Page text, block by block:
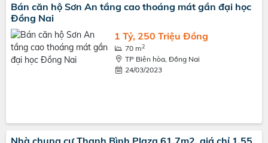
Bán căn hộ Sơn An tầng cao thoáng mát gần đại học
Đồng Nai
1 Tỷ, 250 Triệu Đồng
70 m2
TP Biên hòa, Đồng Nai
24/03/2023
Nhà chung cư Thanh Bình Plaza 61.7m2, giá chỉ 1.55